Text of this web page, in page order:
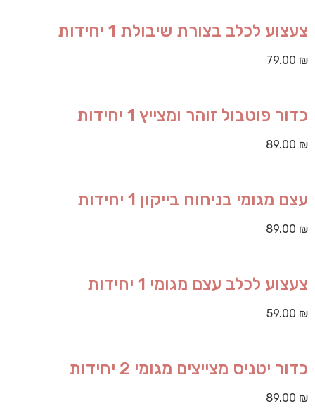
צעצוע לכלב בצורת שיבולת 1 יחידות
79.00 ₪
כדור פוטבול זוהר ומצייץ 1 יחידות
89.00 ₪
עצם מגומי בניחוח בייקון 1 יחידות
89.00 ₪
צעצוע לכלב עצם מגומי 1 יחידות
59.00 ₪
כדור יטניס מצייצים מגומי 2 יחידות
89.00 ₪